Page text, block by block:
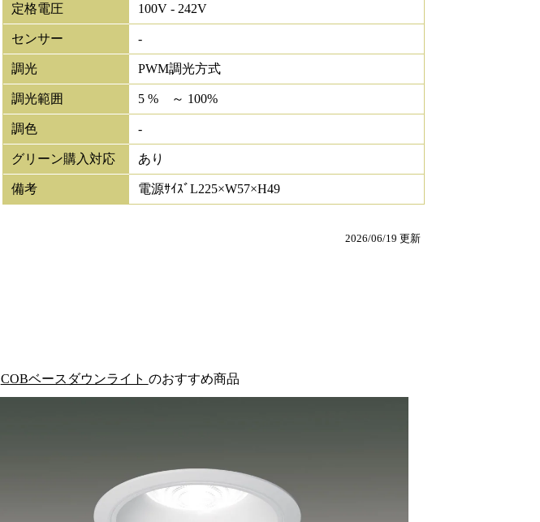
定格電圧 100V - 242V
センサー -
調光 PWM調光方式
調光範囲 5 % ～ 100%
調色 -
グリーン購入対応 あり
備考 電源ｻｲｽﾞL225×W57×H49
2026/06/19 更新
COBベースダウンライト のおすすめ商品